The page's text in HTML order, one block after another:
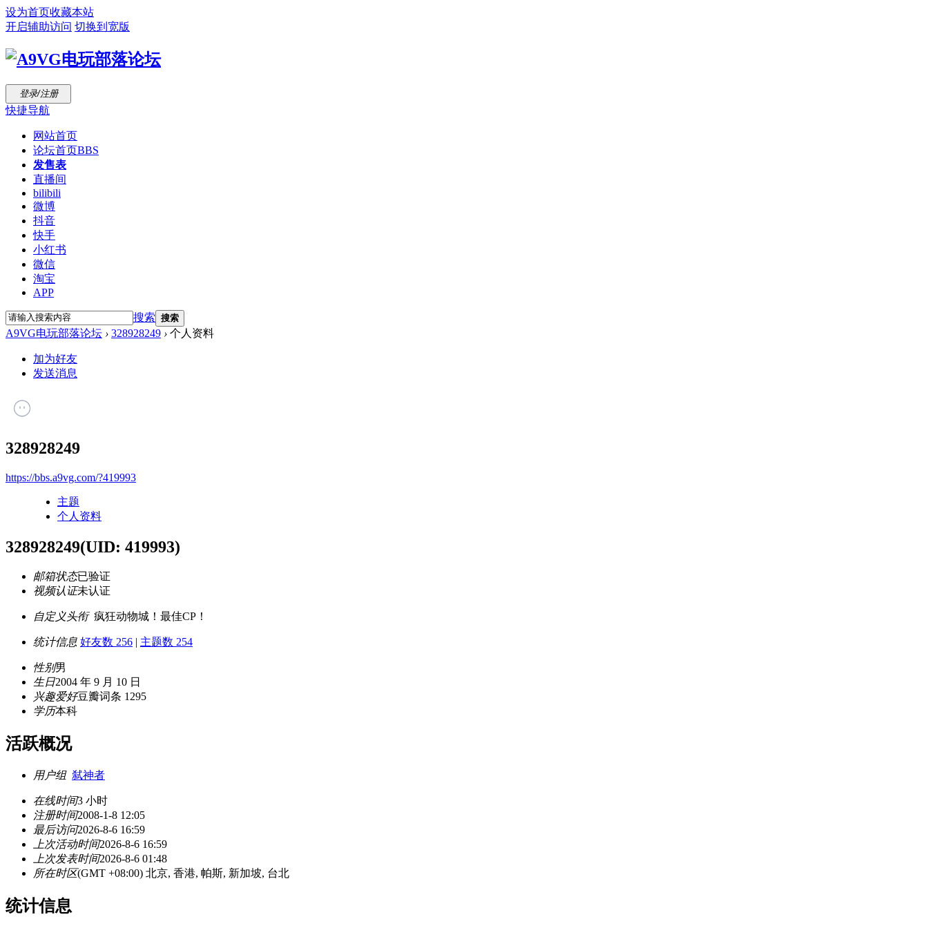
设为首页收藏本站
开启辅助访问 切换到宽版
登录/注册
快捷导航
网站首页
论坛首页BBS
发售表
直播间
bilibili
微博
抖音
快手
小红书
微信
淘宝
APP
搜索 搜索
A9VG电玩部落论坛 › 328928249 › 个人资料
加为好友
发送消息
328928249
https://bbs.a9vg.com/?419993
主题
个人资料
328928249(UID: 419993)
邮箱状态已验证
视频认证未认证
自定义头衔 疯狂动物城！最佳CP！
统计信息 好友数 256 | 主题数 254
性别男
生日2004 年 9 月 10 日
兴趣爱好豆瓣词条 1295
学历本科
活跃概况
用户组 弑神者
在线时间3 小时
注册时间2008-1-8 12:05
最后访问2026-8-6 16:59
上次活动时间2026-8-6 16:59
上次发表时间2026-8-6 01:48
所在时区(GMT +08:00) 北京, 香港, 帕斯, 新加坡, 台北
统计信息